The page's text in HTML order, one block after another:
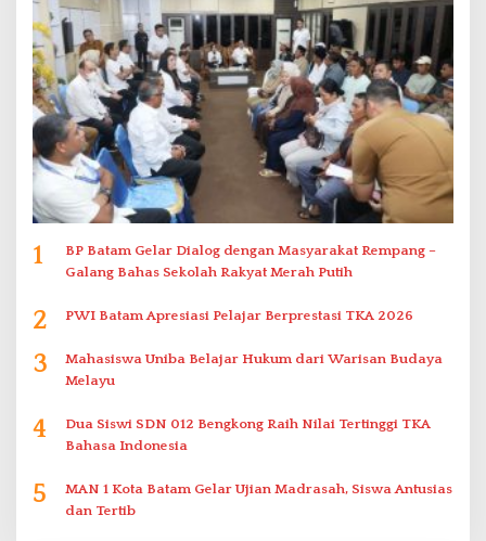
1
BP Batam Gelar Dialog dengan Masyarakat Rempang –
Galang Bahas Sekolah Rakyat Merah Putih
2 PWI Batam Apresiasi Pelajar Berprestasi TKA 2026
3
Mahasiswa Uniba Belajar Hukum dari Warisan Budaya
Melayu
4
Dua Siswi SDN 012 Bengkong Raih Nilai Tertinggi TKA
Bahasa Indonesia
5
MAN 1 Kota Batam Gelar Ujian Madrasah, Siswa Antusias
dan Tertib